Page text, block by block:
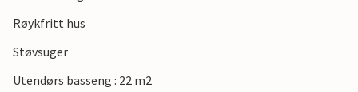
Røykfritt hus
Støvsuger
Utendørs basseng : 22 m2